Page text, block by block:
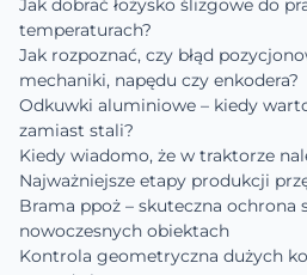
Jak dobrać łożysko ślizgowe do
temperaturach?
Jak rozpoznać, czy błąd
mechaniki, napędu czy enkodera?
Odkuwki aluminiowe – kiedy
zamiast stali?
Kiedy wiadomo, że w traktorze
Najważniejsze etapy produkcji
Brama ppoż – skuteczna ochrona
nowoczesnych obiektach
Kontrola geometryczna dużych